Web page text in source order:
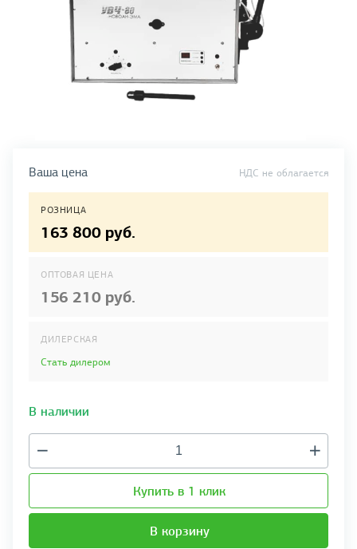
Ваша цена НДС не облагается
РОЗНИЦА
163 800 руб.
ОПТОВАЯ ЦЕНА
156 210 руб.
ДИЛЕРСКАЯ
Стать дилером
В наличии
Купить в 1 клик
В корзину